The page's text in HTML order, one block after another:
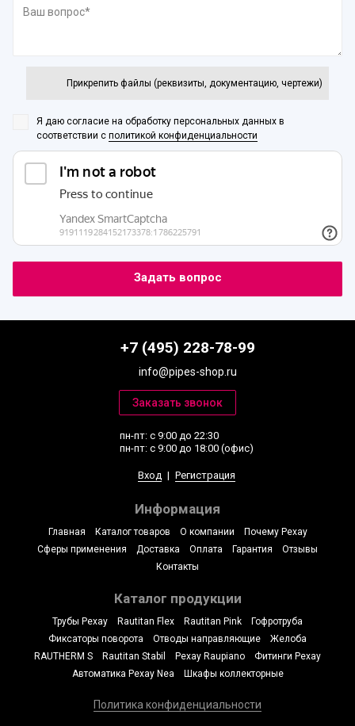
Прикрепить файлы (реквизиты, документацию, чертежи)
Я даю согласие на обработку персональных данных в
соответствии с политикой конфиденциальности
+7 (495) 228-78-99
info@pipes-shop.ru
пн-пт: с 9:00 до 22:30
пн-пт: с 9:00 до 18:00 (офис)
Вход | Регистрация
Информация
Главная Каталог товаров О компании
Почему Рехау
Сферы применения
Доставка Оплата Гарантия
Отзывы
Контакты
Каталог продукции
Трубы Рехау Rautitan Flex Rautitan Pink
Гофротруба
Фиксаторы поворота
Отводы направляющие
Желоба
RAUTHERM S
Rautitan Stabil Рехау Raupiano
Фитинги Рехау
Автоматика Рехау Nea
Шкафы коллекторные
Политика конфиденциальности